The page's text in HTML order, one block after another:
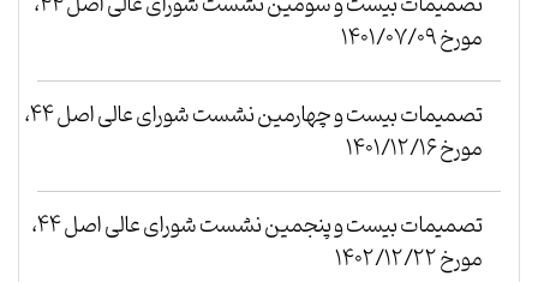
مورخ 1401/07/09
تصمیمات بیست و چهارمین نشست شورای عالی اصل 44،
مورخ 1401/12/16
تصمیمات بیست و پنجمین نشست شورای عالی اصل 44،
مورخ 1402/12/22